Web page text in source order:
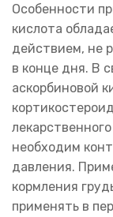
Особенности
кислота
действием, не
в конце дня. В
аскорбиновой
необходим
давления.
кормления
применять в